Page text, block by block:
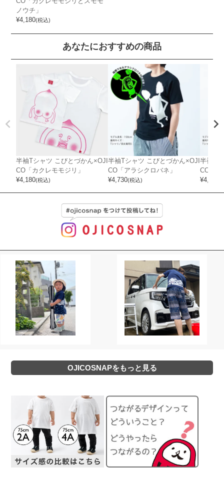
ノウチ」
¥4,180(税込)
あなたにおすすめの商品
半袖Tシャツ こびとづかん×OJI
CO「カクレモモジリ」
¥4,180(税込)
半袖Tシャツ こびとづかん×OJI
CO「アラシクロバネ」
¥4,730(税込)
半袖T
CO「
¥4,180
OJICOSNAPをもっと見る